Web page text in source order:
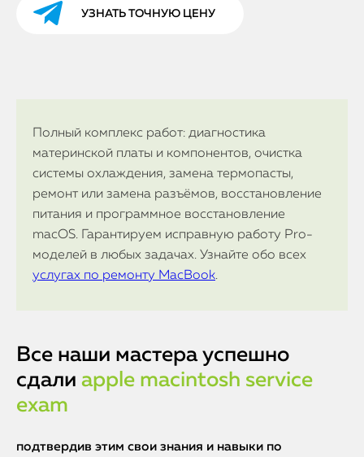
УЗНАТЬ ТОЧНУЮ ЦЕНУ
Полный комплекс работ: диагностика
материнской платы и компонентов, очистка
системы охлаждения, замена термопасты,
ремонт или замена разъёмов, восстановление
питания и программное восстановление
macOS. Гарантируем исправную работу Pro-
моделей в любых задачах. Узнайте обо всех
услугах по ремонту MacBook.
Все наши мастера успешно
сдали apple macintosh service
exam
подтвердив этим свои знания и навыки по